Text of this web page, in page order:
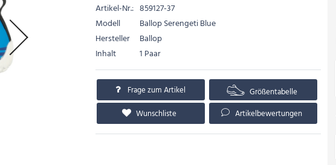
Artikel-Nr.: 859127-37
Modell
Ballop Serengeti Blue
Hersteller
Ballop
Inhalt
1 Paar
Frage zum Artikel
Größentabelle
Wunschliste
Artikelbewertungen